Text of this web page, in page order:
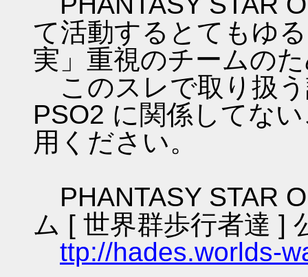
て活動するとてもゆ
実」重視のチームの
このスレで取り扱
PSO2 に関係してな
用ください。
PHANTASY STAR
ム [ 世界群歩行者達 ]
ttp://hades.worlds-